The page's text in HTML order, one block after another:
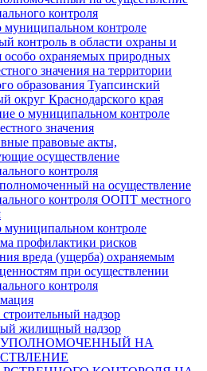
контроля
муниципальном контроле
контроль в области охраны и
особо охраняемых природных
значения на территории
образования Туапсинский
округ Краснодарского края
о муниципальном контроле
значения
правовые акты,
осуществление
контроля
на осуществление
контроля ООПТ местного
муниципальном контроле
профилактики рисков
вреда (ущерба) охраняемым
при осуществлении
контроля
надзор
жилищный надзор
УПОЛНОМОЧЕННЫЙ НА